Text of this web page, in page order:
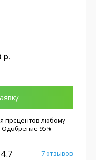
р.
процентов любому
Одобрение 95%
4.7 7 отзывов